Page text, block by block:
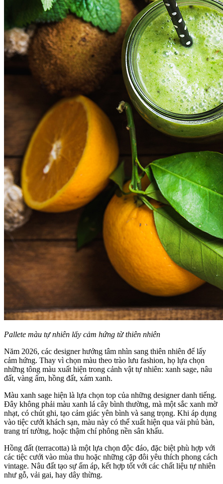
Pallete màu tự nhiên lấy cảm hứng từ thiên nhiên
Năm 2026, các designer hướng tâm nhìn sang thiên nhiên để lấy
cảm hứng. Thay vì chọn màu theo trào lưu fashion, họ lựa chọn
những tông màu xuất hiện trong cảnh vật tự nhiên: xanh sage, nâu
đất, vàng ấm, hồng đất, xám xanh.
Màu xanh sage hiện là lựa chọn top của những designer danh tiếng.
Đây không phải màu xanh lá cây bình thường, mà một sắc xanh mờ
nhạt, có chút ghi, tạo cảm giác yên bình và sang trọng. Khi áp dụng
vào tiệc cưới khách sạn, màu này có thể xuất hiện qua vải phủ bàn,
trang trí tường, hoặc thậm chí phông nền sân khấu.
Hồng đất (terracotta) là một lựa chọn độc đáo, đặc biệt phù hợp với
các tiệc cưới vào mùa thu hoặc những cặp đôi yêu thích phong cách
vintage. Nâu đất tạo sự ấm áp, kết hợp tốt với các chất liệu tự nhiên
như gỗ, vải gai, hay dây thừng.